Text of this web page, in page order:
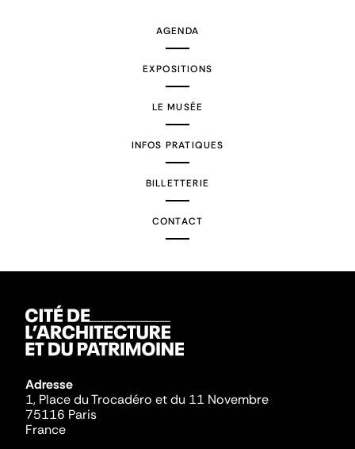
AGENDA
EXPOSITIONS
LE MUSÉE
INFOS PRATIQUES
BILLETTERIE
CONTACT
Adresse
1, Place du Trocadéro et du 11 Novembre
75116 Paris
France